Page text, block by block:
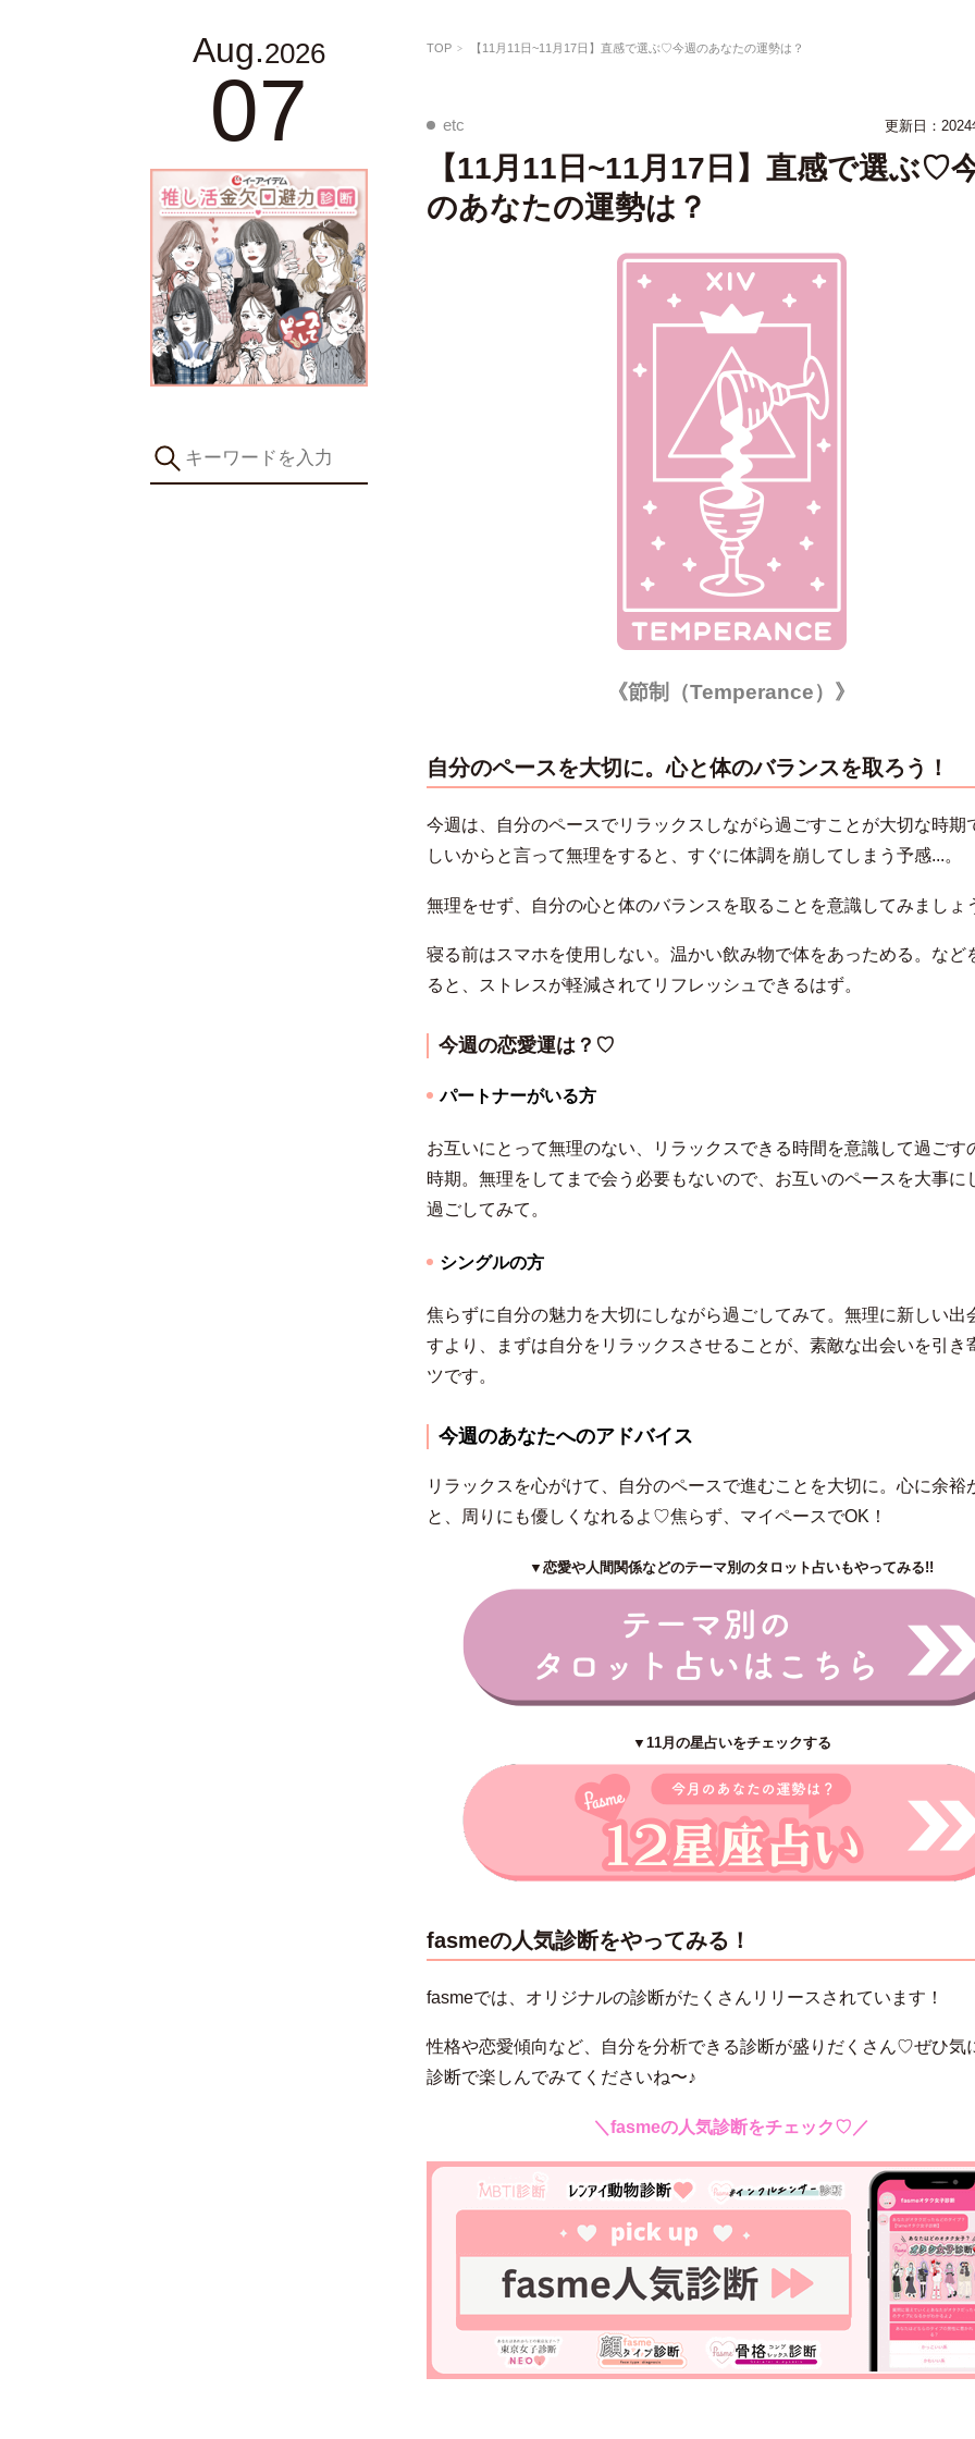
Aug.2026
07
TOP 【11月11日~11月17日】直感で選ぶ♡今週のあなたの運勢は？
etc 更新日：
【11月11日~11月17日】直感で選ぶ♡
のあなたの運勢は？
《節制（Temperance） 》
自分のペースを大切に。心と体のバランスを取ろう！
今週は、自分のペースでリラックスしながら過ごすことが大切な時期
しいからと言って無理をすると、すぐに体調を崩してしまう予感...。
無理をせず、自分の心と体のバランスを取ることを意識してみましょ
寝る前はスマホを使用しない。温かい飲み物で体をあっためる。など
ると、ストレスが軽減されてリフレッシュできるはず。
今週の恋愛運は？♡
パートナーがいる方
お互いにとって無理のない、リラックスできる時間を意識して過ごす
時期。無理をしてまで会う必要もないので、お互いのペースを大事に
過ごしてみて。
シングルの方
焦らずに自分の魅力を大切にしながら過ごしてみて。無理に新しい出
すより、まずは自分をリラックスさせることが、素敵な出会いを引き
ツです。
今週のあなたへのアドバイス
リラックスを心がけて、自分のペースで進むことを大切に。心に余裕
と、周りにも優しくなれるよ♡焦らず、マイペースでOK！
▼恋愛や人間関係などのテーマ別のタロット占いもやってみる!!
▼11月の星占いをチェックする
fasmeの人気診断をやってみる！
fasmeでは、オリジナルの診断がたくさんリリースされています！
性格や恋愛傾向など、自分を分析できる診断が盛りだくさん♡ぜひ気
診断で楽しんでみてくださいね〜♪
＼fasmeの人気診断をチェック♡／